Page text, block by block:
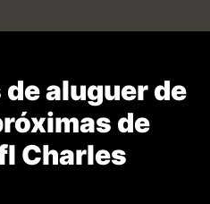
aluguer de
de
Charles